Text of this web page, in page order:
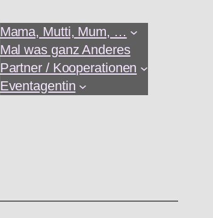
Mama, Mutti, Mum, …
Mal was ganz Anderes
Partner / Kooperationen
Eventagentin